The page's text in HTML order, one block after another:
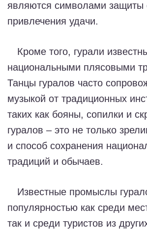
являются символами защиты
привлечения удачи.
Кроме того, гурали
национальными плясовыми
Танцы гуралов часто
музыкой от традиционных
таких как бояны, сопилки и
гуралов – это не только
и способ сохранения
традиций и обычаев.
Известные промыслы
популярностью как среди
так и среди туристов из